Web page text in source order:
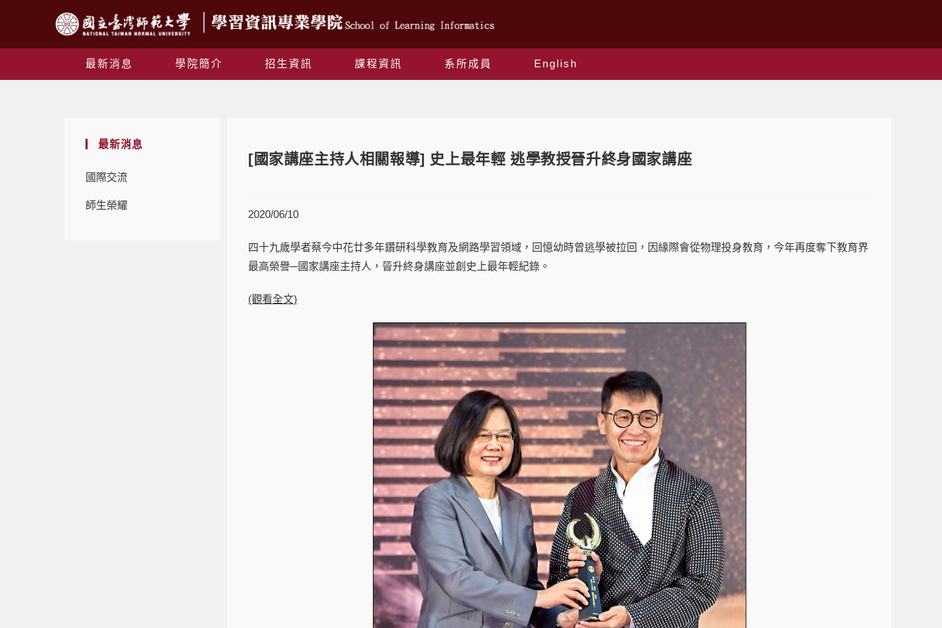
最新消息 學院簡介 招生資訊 課程資訊 系所成員 English
最新消息
國際交流
師生榮耀
[國家講座主持人相關報導] 史上最年輕 逃學教授晉升終身國家講座
2020/06/10
四十九歲學者蔡今中花廿多年鑽研科學教育及網路學習領域，回憶幼時曾逃學被拉回，因緣際會從物理投身教育，今年再度奪下教育界
最高榮譽─國家講座主持人，晉升終身講座並創史上最年輕紀錄。
(觀看全文)